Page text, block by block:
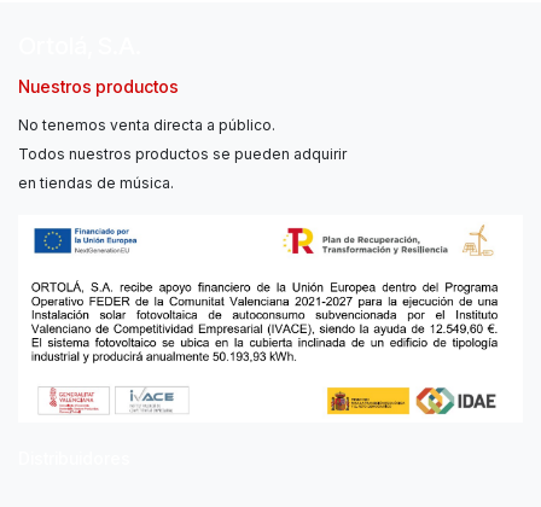
Nuestros productos
No tenemos venta directa a público.
Todos nuestros productos se pueden adquirir
en tiendas de música.